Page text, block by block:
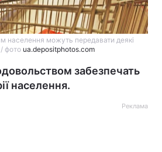
населення можуть передавати деякі
фото ua.depositphotos.com
забезпечать
населення.
Реклама